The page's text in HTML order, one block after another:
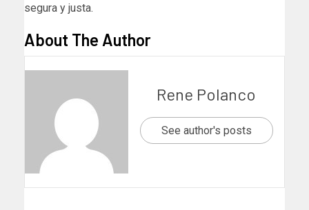
segura y justa.
About The Author
Rene Polanco
See author's posts